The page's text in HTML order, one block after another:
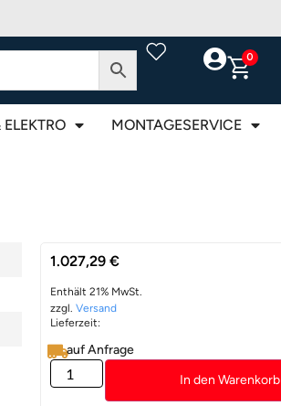
0
MONTAGESERVICE
1.027,29 €
Enthält 21% MwSt.
zzgl. Versand
Lieferzeit:
auf Anfrage
In den Warenkorb